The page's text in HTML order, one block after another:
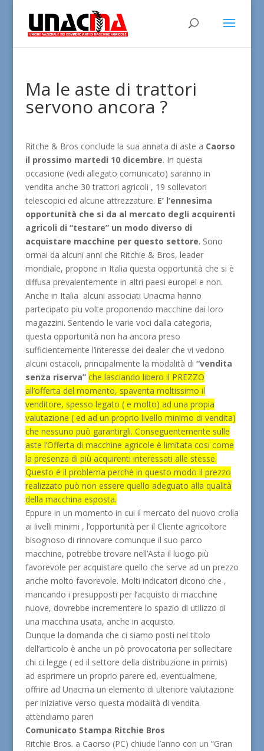
Ma le aste di trattori
servono ancora ?
Ritche & Bros conclude la sua annata di aste a Caorso
il prossimo martedi 10 dicembre. In questa
occasione (vedi allegato comunicato) saranno in
vendita anche 30 trattori agricoli , 19 sollevatori
telescopici ed alcune attrezzature. E’ l’ennesima
opportunità che si da al mercato degli acquirenti
agricoli di “testare” un modo diverso di
acquistare macchine per questo settore. Sono
ormai da alcuni anni che Ritchie & Bros, leader
mondiale, propone in Italia questa opportunità che si è
diffusa prevalentemente in altri paesi europei e non.
Anche in Italia alcuni associati Unacma hanno
partecipato piu volte proponendo macchine dai loro
magazzini. Sentendo le varie voci dalla categoria,
questa opportunità non ha ancora preso
sufficientemente l’interesse dei dealer che vi vedono
alcuni ostacoli, principalmente la modalità di “vendita
senza riserva” che lasciando libero il PREZZO
all’offerta del momento, spaventa moltissimo il
venditore, spesso legato ( e molto) ad una propia
valutazione ( ed ad un proprio livello minimo di vendita)
che nessuno può garantirgli. Conseguentemente sulle
aste l’Offerta di macchine agricole è limitata cosi come
la presenza di più acquirenti interessati alle stesse.
Questo è il problema perchè in questo modo il prezzo
realizzato può non essere quello adeguato alla qualità
della macchina esposta.
Eppure in un momento in cui il mercato del nuovo crolla
ai livelli minimi , l’opportunità per il Cliente agricoltore
bisognoso di rinnovare comunque il suo parco
macchine, potrebbe trovare nell’Asta il luogo più
favorevole per acquistare quello che serve ad un prezzo
anche molto favorevole. Molti indicatori dicono che ,
mancando i presupposti per l’acquisto di macchine
nuove, dovrebbe incrementere lo spazio di utilizzo di
una macchina usata, anche in acquisto.
Dunque la domanda che ci siamo posti nel titolo
dell’articolo è anche un pò provocatoria per sollecitare
chi ci legge ( ed il settore della distribuzione in primis)
ad esprimere un proprio parere ed, eventualmene,
offrire ad Unacma un elemento di ulteriore valutazione
per iniziative verso questa modalità di vendita.
attendiamo pareri
Comunicato Stampa Ritchie Bros
Ritchie Bros. a Caorso (PC) chiude l’anno con un “Gran